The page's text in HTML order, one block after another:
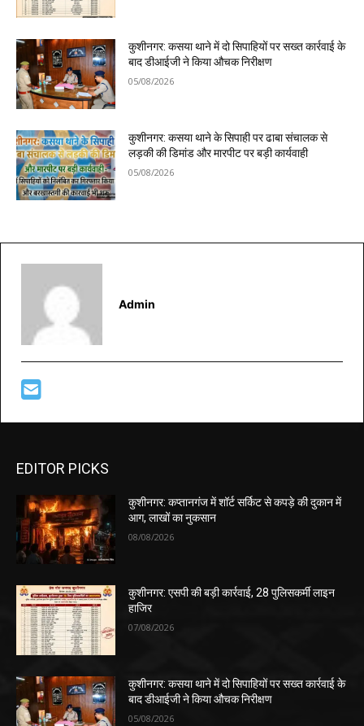
कुशीनगर: कसया थाने में दो सिपाहियों पर सख्त कार्रवाई के
बाद डीआईजी ने किया औचक निरीक्षण
05/08/2026
कुशीनगर: कसया थाने के सिपाही पर ढाबा संचालक से
लड़की की डिमांड और मारपीट पर बड़ी कार्यवाही
05/08/2026
Admin
EDITOR PICKS
कुशीनगर: कप्तानगंज में शॉर्ट सर्किट से कपड़े की दुकान में
आग, लाखों का नुकसान
08/08/2026
कुशीनगर: एसपी की बड़ी कार्रवाई, 28 पुलिसकर्मी लाइन
हाजिर
07/08/2026
कुशीनगर: कसया थाने में दो सिपाहियों पर सख्त कार्रवाई के
बाद डीआईजी ने किया औचक निरीक्षण
05/08/2026